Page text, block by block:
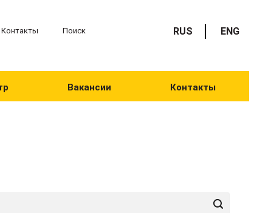
Контакты Поиск RUS ENG
Вакансии Контакты